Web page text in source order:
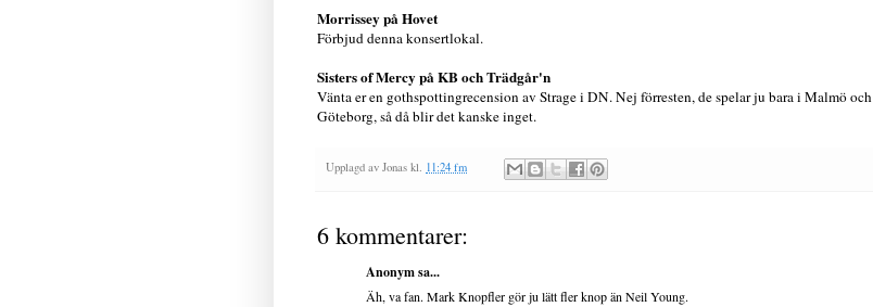
Morrissey på Hovet
Förbjud denna konsertlokal.
Sisters of Mercy på KB och Trädgår'n
Vänta er en gothspottingrecension av Strage i DN. Nej förresten, de spelar ju bara i Malmö och
Göteborg, så då blir det kanske inget.
Upplagd av Jonas kl. 11:24 fm
6 kommentarer:
Anonym sa...
Äh, va fan. Mark Knopfler gör ju lätt fler knop än Neil Young.